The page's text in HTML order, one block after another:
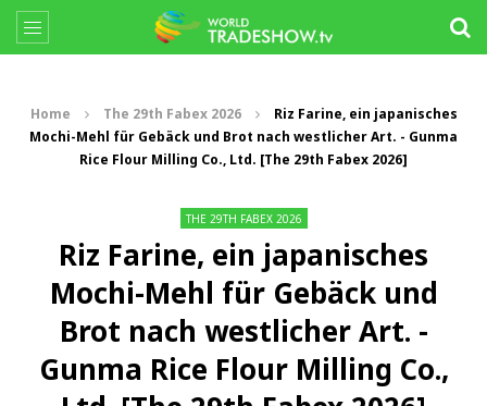
Home The 29th Fabex 2026
Riz Farine, ein japanisches
Mochi-Mehl für Gebäck und Brot nach westlicher Art. - Gunma
Rice Flour Milling Co., Ltd. [The 29th Fabex 2026]
THE 29TH FABEX 2026
Riz Farine, ein japanisches
Mochi-Mehl für Gebäck und
Brot nach westlicher Art. -
Gunma Rice Flour Milling Co.,